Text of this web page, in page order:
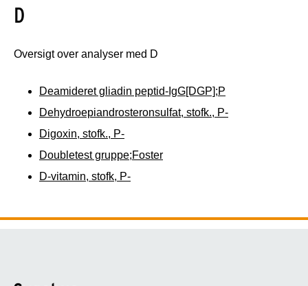
D
Oversigt over analyser med D
Deamideret gliadin peptid-IgG[DGP];P
Dehydroepiandrosteronsulfat, stofk., P-
Digoxin, stofk., P-
Doubletest gruppe;Foster
D-vitamin, stofk, P-